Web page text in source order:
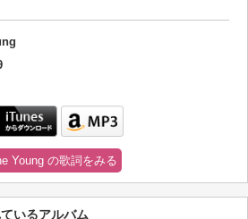
Young の歌詞をみる
いるアルバム